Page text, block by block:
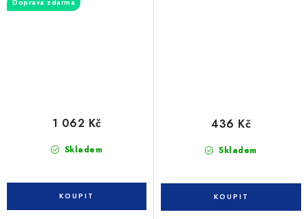
Doprava zdarma
Skladem
1 062 Kč
Skladem
436 Kč